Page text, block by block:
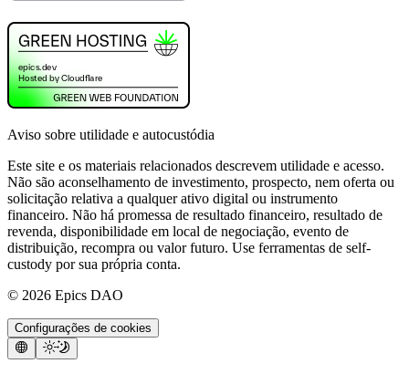
Aviso sobre utilidade e autocustódia
Este site e os materiais relacionados descrevem utilidade e acesso.
Não são aconselhamento de investimento, prospecto, nem oferta ou
solicitação relativa a qualquer ativo digital ou instrumento
financeiro. Não há promessa de resultado financeiro, resultado de
revenda, disponibilidade em local de negociação, evento de
distribuição, recompra ou valor futuro. Use ferramentas de self-
custody por sua própria conta.
© 2026 Epics DAO
Configurações de cookies